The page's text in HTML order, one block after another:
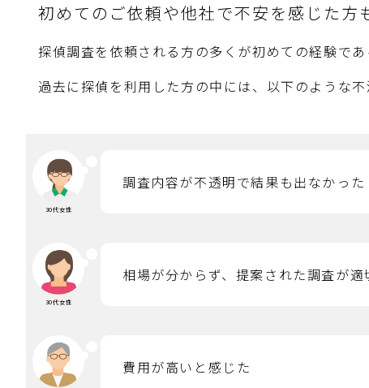
初めてのご依頼や他社で不安を感じた方
探偵調査を依頼される方の多くが初めての経験であ
過去に探偵を利用した方の中には、以下のような不
30代女性
調査内容が不透明で結果も出なかった
30代女性
相場が分からず、提案された調査が
費用が高いと感じた